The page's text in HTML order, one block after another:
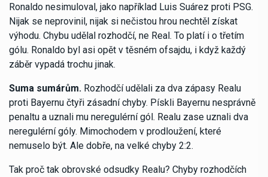
Ronaldo nesimuloval, jako například Luis Suárez proti PSG.
Nijak se neprovinil, nijak si nečistou hrou nechtěl získat
výhodu. Chybu udělal rozhodčí, ne Real. To platí i o třetím
gólu. Ronaldo byl asi opět v těsném ofsajdu, i když každý
záběr vypadá trochu jinak.
Suma sumárům. Rozhodčí udělali za dva zápasy Realu
proti Bayernu čtyři zásadní chyby. Pískli Bayernu nesprávně
penaltu a uznali mu neregulérní gól. Realu zase uznali dva
neregulérní góly. Mimochodem v prodloužení, které
nemuselo být. Ale dobře, na velké chyby 2:2.
Tak proč tak obrovské odsudky Realu? Chyby rozhodčích